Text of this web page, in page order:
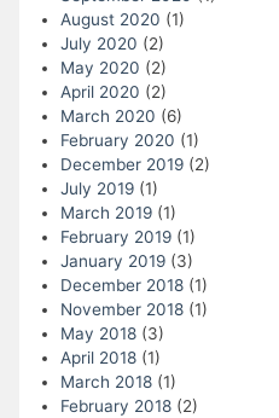
August 2020 (1)
July 2020 (2)
May 2020 (2)
April 2020 (2)
March 2020 (6)
February 2020 (1)
December 2019(2)
July 2019(1)
March 2019(1)
February 2019(1)
January 2019(3)
December 2018(1)
November 2018(1)
May 2018(3)
April 2018(1)
March 2018(1)
February 2018(2)